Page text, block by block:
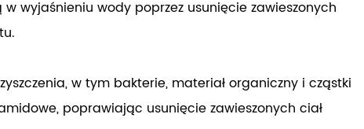
wyjaśnieniu wody poprzez usunięcie zawieszonych
w tym bakterie, materiał organiczny i cząstki
poprawiając usunięcie zawieszonych ciał